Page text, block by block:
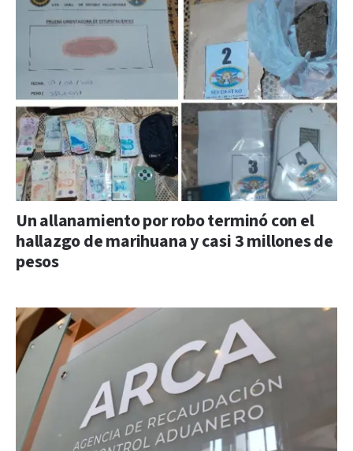
Un allanamiento por robo terminó con el
hallazgo de marihuana y casi 3 millones de
pesos